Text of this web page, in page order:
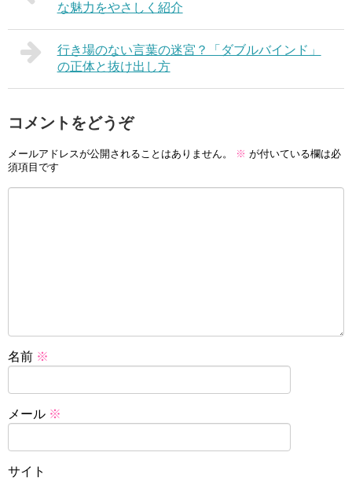
な魅力をやさしく紹介
行き場のない言葉の迷宮？「ダブルバインド」
の正体と抜け出し方
コメントをどうぞ
メールアドレスが公開されることはありません。 ※ が付いている欄は必
須項目です
名前 ※
メール ※
サイト